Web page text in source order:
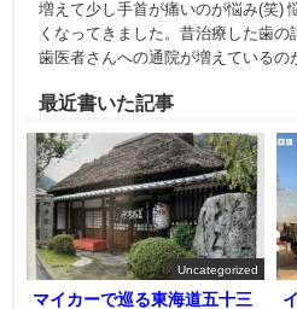
増えて少し手首が痛いのが悩み(笑)
くなってきました。昔治療した歯の
歯医者さんへの通院が増えているの
最近書いた記事
Uncategorized
マイカーで巡る東海道五十三